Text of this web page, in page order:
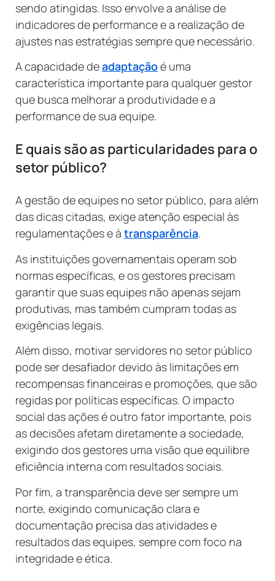
sendo atingidas. Isso envolve a análise de
indicadores de performance e a realização de
ajustes nas estratégias sempre que necessário.
A capacidade deadaptaçãoé uma
característica importante para qualquer gestor
que busca melhorar a produtividade e a
performance de sua equipe.
E quais são as particularidades para o
setor público?
A gestão de equipes no setor público, para além
das dicas citadas, exige atenção especial às
regulamentações e à transparência.
As instituições governamentais operam sob
normas específicas, e os gestores precisam
garantir que suas equipes não apenas sejam
produtivas, mas também cumpram todas as
exigências legais.
Além disso, motivar servidores no setor público
pode ser desafiador devido às limitações em
recompensas financeiras e promoções, que são
regidas por políticas específicas. O impacto
social das ações é outro fator importante, pois
as decisões afetam diretamente a sociedade,
exigindo dos gestores uma visão que equilibre
eficiência interna com resultados sociais.
Por fim, a transparência deve ser sempre um
norte, exigindo comunicação clara e
documentação precisa das atividades e
resultados das equipes, sempre com foco na
integridade e ética.